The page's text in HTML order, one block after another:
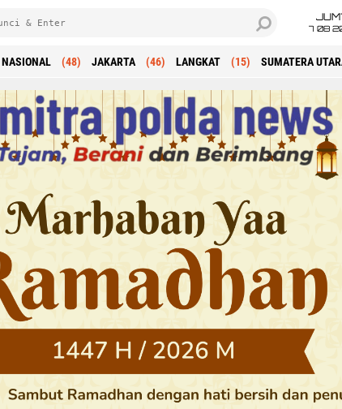
7 08
NASIONAL (48) JAKARTA (46) LANGKAT (15) SUMATERA